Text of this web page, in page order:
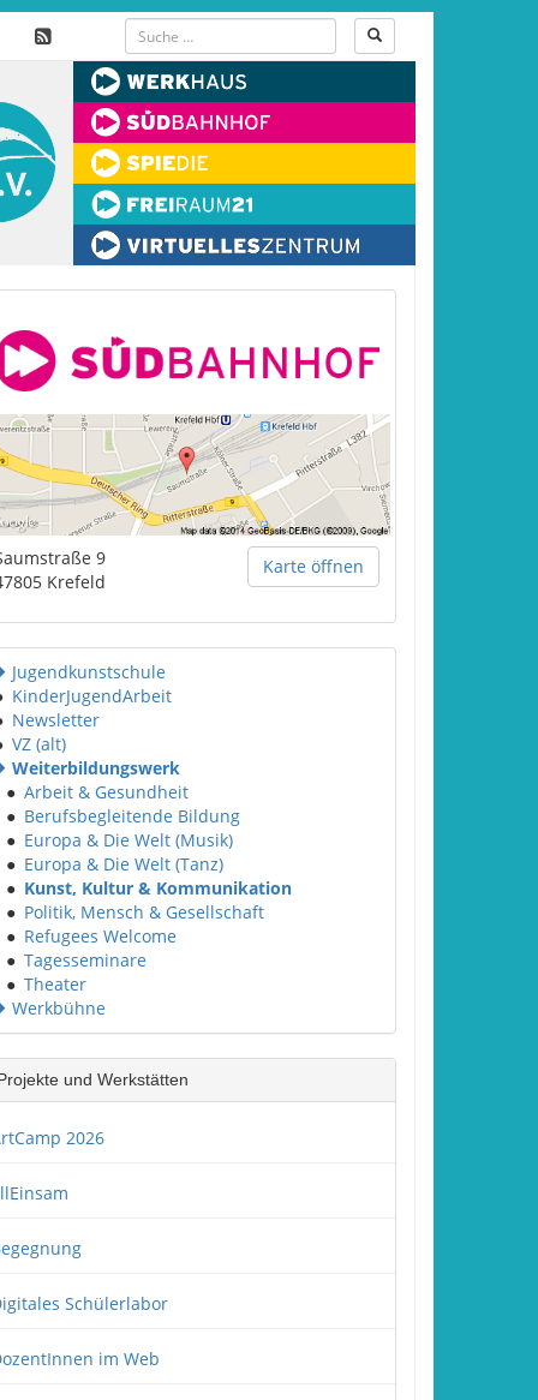
Karte öffnen
9
Krefeld
Jugendkunstschule
KinderJugendArbeit
Newsletter
VZ (alt)
Weiterbildungswerk
● Arbeit & Gesundheit
● Berufsbegleitende Bildung
● Europa & Die Welt (Musik)
● Europa & Die Welt (Tanz)
● Kunst, Kultur & Kommunikation
● Politik, Mensch & Gesellschaft
● Refugees Welcome
● Tagesseminare
● Theater
Werkbühne
und Werkstätten
2026
Schülerlabor
im Web